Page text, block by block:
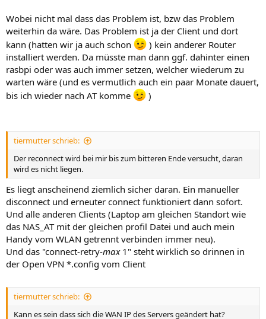
Wobei nicht mal dass das Problem ist, bzw das Problem
weiterhin da wäre. Das Problem ist ja der Client und dort
kann (hatten wir ja auch schon
) kein anderer Router
installiert werden. Da müsste man dann ggf. dahinter einen
rasbpi oder was auch immer setzen, welcher wiederum zu
warten wäre (und es vermutlich auch ein paar Monate dauert,
bis ich wieder nach AT komme
)
tiermutter schrieb:
Der reconnect wird bei mir bis zum bitteren Ende versucht, daran
wird es nicht liegen.
Es liegt anscheinend ziemlich sicher daran. Ein manueller
disconnect und erneuter connect funktioniert dann sofort.
Und alle anderen Clients (Laptop am gleichen Standort wie
das NAS_AT mit der gleichen profil Datei und auch mein
Handy vom WLAN getrennt verbinden immer neu).
Und das "connect-retry-max1" steht wirklich so drinnen in
der Open VPN *.config vom Client
tiermutter schrieb:
Kann es sein dass sich die WAN IP des Servers geändert hat?